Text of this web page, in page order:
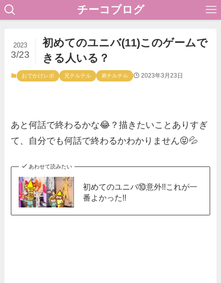
チーコブログ
初めてのユニバ(11)このゲームで
きる人いる？
2023
3/23
おでかけレポ 兄テルテル 弟チルチル 2023年3月23日
あと何話で終わるかな😂？描きたいことありすぎ
て、自分でも何話で終わるかわかりません😝💦
あわせて読みたい
初めてのユニバ⑩意外!!これが一
番よかった!!